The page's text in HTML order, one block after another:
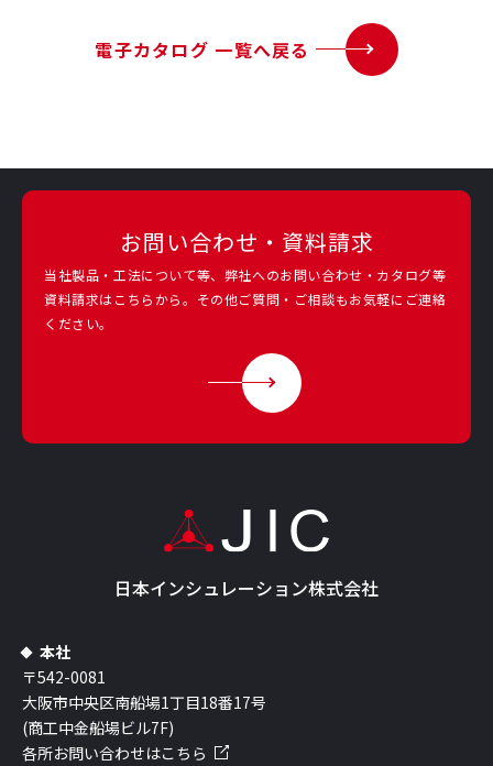
電子カタログ 一覧へ戻る
お問い合わせ・資料請求
当社製品・工法について等、弊社へのお問い合わせ・カタログ等
資料請求はこちらから。その他ご質問・ご相談もお気軽にご連絡
ください。
日本インシュレーション株式会社
本社
〒542-0081
大阪市中央区南船場1丁目18番17号
(商工中金船場ビル7F)
各所お問い合わせはこちら